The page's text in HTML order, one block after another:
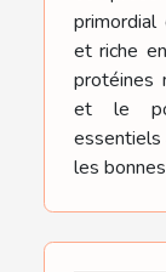
primordial
et riche
protéines
et le
essentiels
les